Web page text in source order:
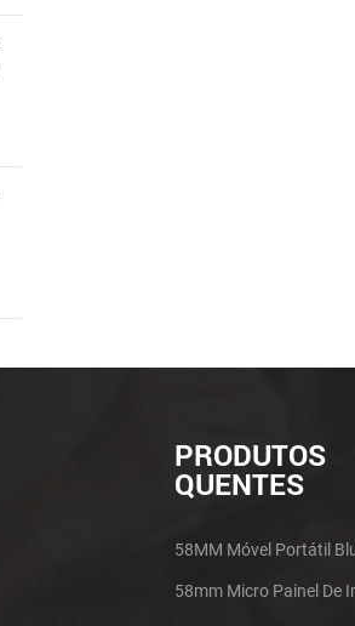
PRODUTOS
QUENTES